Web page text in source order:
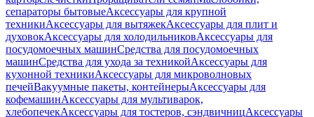
сепараторы бытовыеАксессуары для крупной
техникиАксессуары для вытяжекАксессуары для плит и
духовокАксессуары для холодильниковАксессуары для
посудомоечных машинСредства для посудомоечных
машинСредства для ухода за техникойАксессуары для
кухонной техникиАксессуары для микроволновых
печейВакуумные пакеты, контейнерыАксессуары для
кофемашинАксессуары для мультиварок,
хлебопечекАксессуары для тостеров, сэндвичницАксессуары